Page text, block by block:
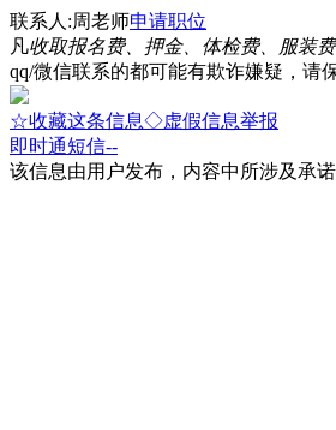
联系人:周老师申请职位
凡收取报名费、押金、体检费、服装
qq/微信联系的都可能有欺诈嫌疑，请
☆收藏这条信息◇虚假信息举报
即时通短信--
该信息由用户发布，内容中所涉及承